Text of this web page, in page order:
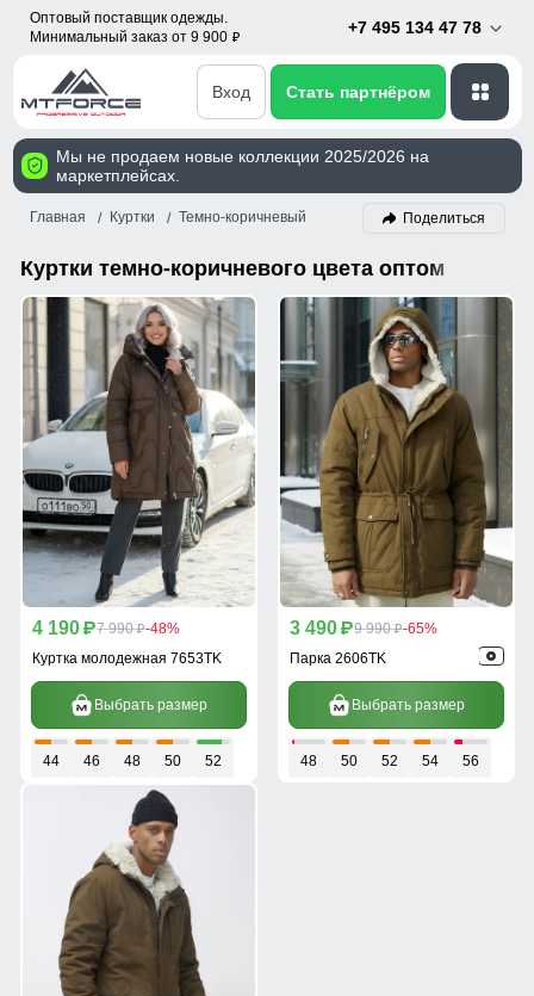
Оптовый поставщик одежды.
Минимальный заказ от 9 900 p
+7 495 134 47 78
Вход Стать партнёром
Мы не продаем новые коллекции 2025/2026 на
маркетплейсах.
Главная Куртки Темно-коричневый Поделиться
Куртки темно-коричневого цвета оптом
4 190 p7 990 p-48%
Куртка молодежная 7653TK
Выбрать размер
44 46 48 50 52
3 490 p9 990 p-65%
Парка 2606TK
Выбрать размер
48 50 52 54 56